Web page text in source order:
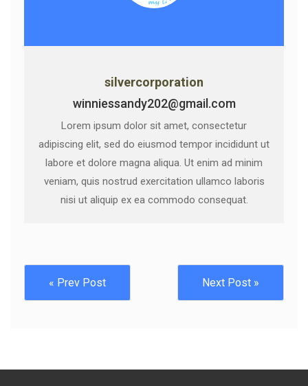
silvercorporation
winniessandy202@gmail.com
Lorem ipsum dolor sit amet, consectetur
adipiscing elit, sed do eiusmod tempor incididunt ut
labore et dolore magna aliqua. Ut enim ad minim
veniam, quis nostrud exercitation ullamco laboris
nisi ut aliquip ex ea commodo consequat.
« Prev Post Next Post »